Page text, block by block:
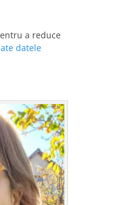
a reduce
datele